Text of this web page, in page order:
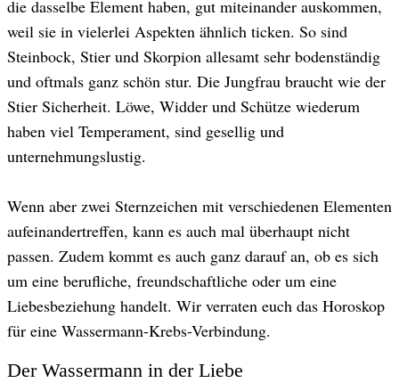
die dasselbe Element haben, gut miteinander auskommen,
weil sie in vielerlei Aspekten ähnlich ticken. So sind
Steinbock, Stier und Skorpion allesamt sehr bodenständig
und oftmals ganz schön stur. Die Jungfrau braucht wie der
Stier Sicherheit. Löwe, Widder und Schütze wiederum
haben viel Temperament, sind gesellig und
unternehmungslustig.
Wenn aber zwei Sternzeichen mit verschiedenen Elementen
aufeinandertreffen, kann es auch mal überhaupt nicht
passen. Zudem kommt es auch ganz darauf an, ob es sich
um eine berufliche, freundschaftliche oder um eine
Liebesbeziehung handelt. Wir verraten euch das Horoskop
für eine Wassermann-Krebs-Verbindung.
Der Wassermann in der Liebe